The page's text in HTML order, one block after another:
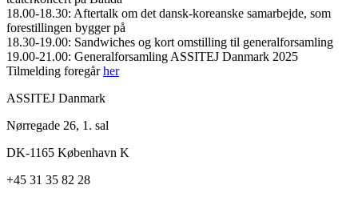
18.00-18.30: Aftertalk om det dansk-koreanske samarbejde, som
forestillingen bygger på
18.30-19.00: Sandwiches og kort omstilling til generalforsamling
19.00-21.00: Generalforsamling ASSITEJ Danmark 2025
Tilmelding foregårher
ASSITEJ Danmark
Nørregade 26, 1. sal
DK-1165 København K
+45 31 35 82 28